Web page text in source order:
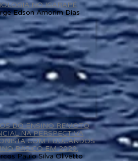
NO IGARAPÉ
Edson Amorim Dias
DO ENSINO REMOTO
NA PERSPECTIVA
COM EDUCANDOS
BÁSICO EM 2020.
Paulo Silva Olivetto